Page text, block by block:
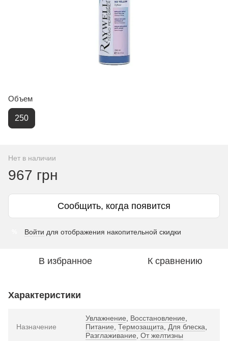
Объем
250
Нет в наличии
967 грн
Сообщить, когда появится
Войти для отображения накопительной скидки
В избранное К сравнению
Характеристики
Назначение
Увлажнение, Восстановление,
Питание, Термозащита, Для блеска,
Разглаживание, От желтизны